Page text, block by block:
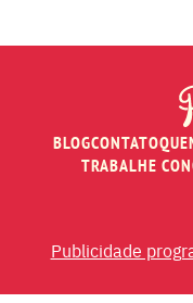
RECEITAS
RECEITAS
BLOGCONTATO
TRABALHE
Publicidade